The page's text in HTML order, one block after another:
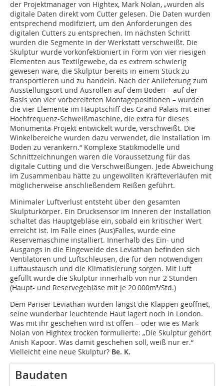
der Projektmanager von Hightex, Mark Nolan, „wurden als
digitale Daten direkt vom Cutter gelesen. Die Daten wurden
entsprechend modifiziert, um den Anforderungen des
digitalen Cutters zu entsprechen. Im nächsten Schritt
wurden die Segmente in der Werkstatt verschweißt. Die
Skulptur wurde vorkonfektioniert in Form von vier riesigen
Elemen­ten aus Textilgewebe, da es extrem schwierig
gewesen wäre, die Skulptur bereits in einem Stück zu
transportieren und zu handeln. Nach der Anlieferung zum
Ausstellungsort und Ausrollen auf dem Boden – auf der
Basis von vier vorbereiteten Montagepositionen – wurden
die vier Elemente im Hauptschiff des Grand Palais mit einer
Hochfrequenz-Schweißmaschine, die extra für dieses
Monumenta-Projekt entwickelt wurde, verschweißt. Die
Winkelbereiche wurden dazu verwendet, die Installation im
Boden zu verankern.“ Komplexe Statikmodelle und
Schnittzeichnungen waren die Voraussetzung für das
digitale Cutting und die Verschweißungen. Jede Abweichung
im Zusammenbau hätte zu ungewollten Kräfteverläufen mit
möglicherweise anschließendem Reißen geführt.
Minimaler Luftverlust entsteht über den gesamten
Skulpturkörper. Ein Drucksensor im Inneren der Installation
schaltet das Hauptgebläse ein, sobald ein kritischer Wert
erreicht ist. Im Falle eines (Aus)Falles, wurde eine
Reservemaschine installiert. Innerhalb des Ein- und
Ausgangs in die Eingeweide des Leviathan befinden sich
Ventilatoren und Luftschleusen, die für den notwendigen
Luftaustausch und die Klimatisierung sorgen. Mit Luft
gefüllt wurde die Skulptur innerhalb von nur 2 Stunden
(Haupt- und Reservegebläse mit je 20 000m³/Std.)
Dem Pariser Leviathan wurden längst die Klappen geöffnet,
seine wunderbar leuchtende Haut lagert noch in London.
Was mit ihr geschehen wird ist offen – oder wie es Mark
Nolan von Hightex trocken formulierte: „Die Skulptur gehört
Anish Kapoor. Was damit geschehen soll, weiß nur er.“
Vielleicht eine neue Skulptur? Be. K.
Baudaten